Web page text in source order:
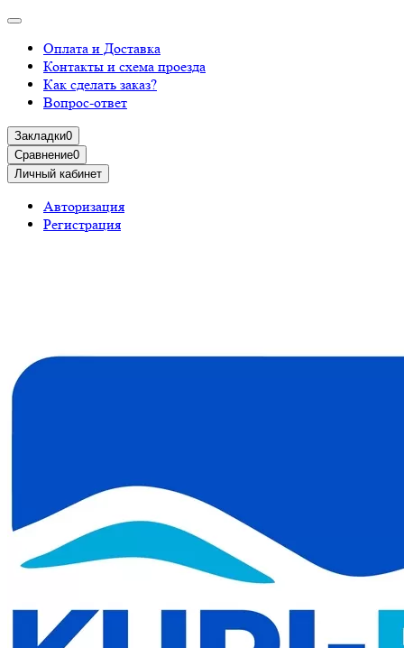
Оплата и Доставка
Контакты и схема проезда
Как сделать заказ?
Вопрос-ответ
Закладки0
Сравнение0
Личный кабинет
Авторизация
Регистрация